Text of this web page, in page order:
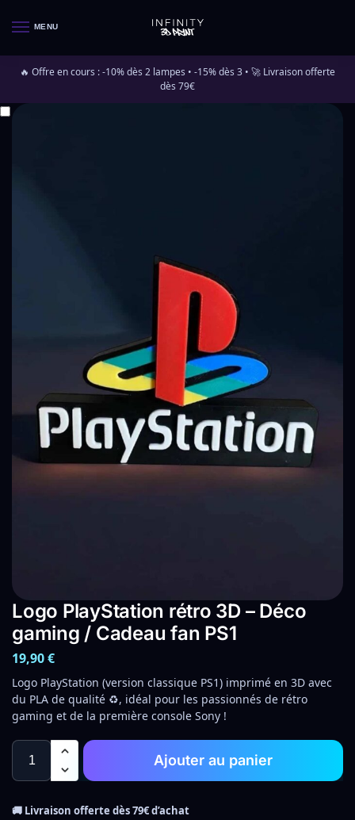
MENU
🔥 Offre en cours : -10% dès 2 lampes • -15% dès 3 • 🚀 Livraison offerte
dès 79€
Logo PlayStation rétro 3D – Déco
gaming / Cadeau fan PS1
19,90€
Logo PlayStation (version classique PS1) imprimé en 3D avec
du PLA de qualité ♻️, idéal pour les passionnés de rétro
gaming et de la première console Sony !
Ajouter au panier
🚚 Livraison offerte dès 79€ d’achat